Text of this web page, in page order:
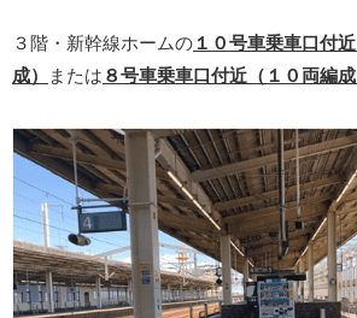
３階・新幹線ホームの １０号車乗車口付
成）
または ８号車乗車口付近（１０両編成